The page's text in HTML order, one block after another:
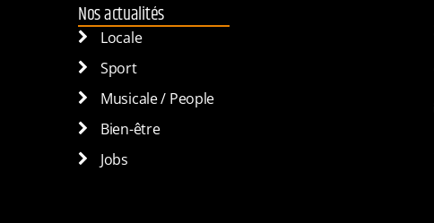
Nos actualités
Locale
Sport
Musicale / People
Bien-être
Jobs